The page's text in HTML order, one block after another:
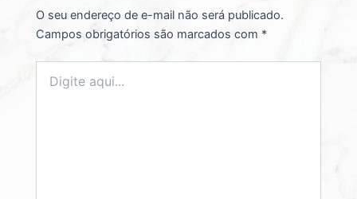
O seu endereço de e-mail não será publicado.
Campos obrigatórios são marcados com *
aqui...